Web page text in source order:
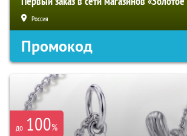
Россия
Промокод
до 100%